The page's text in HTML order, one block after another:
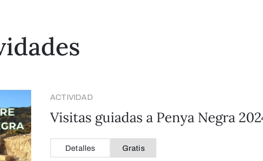
ACTIVIDAD
Visitas guiadas a Penya Negra
Detalles Gratis